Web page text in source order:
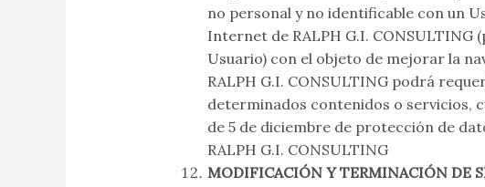
no personal y no identificable con un
Internet de RALPH G.I.
Usuario) con el objeto de mejorar la
RALPH G.I. CONSULTING podrá
determinados contenidos o servicios,
de 5 de diciembre de protección de
RALPH G.I. CONSULTING
MODIFICACIÓN Y TERMINACIÓN DE